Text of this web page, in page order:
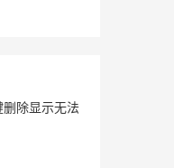
除显示无法